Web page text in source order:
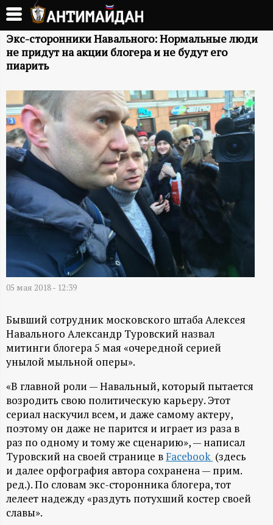
Перейти
основному
содержанию
А
Н
Т
И
М
А
Й
Д
А
-
и
н
ф
о
р
м
Экс-сторонники Навального: Нормальные люди
не придут на акции блогера и не будут его
пиарить
05 мая 2018 - 12:39
Бывший сотрудник московского штаба Алексея
Навального Александр Туровский назвал
митинги блогера 5 мая «очередной серией
унылой мыльной оперы».
«В главной роли — Навальный, который пытается
возродить свою политическую карьеру. Этот
сериал наскучил всем, и даже самому актеру,
поэтому он даже не парится и играет из раза в
раз по одному и тому же сценарию», — написал
Туровский на своей странице вFacebook (здесь
и далее орфография автора сохранена — прим.
ред.). По словам экс-сторонника блогера, тот
лелеет надежду «раздуть потухший костер своей
славы».